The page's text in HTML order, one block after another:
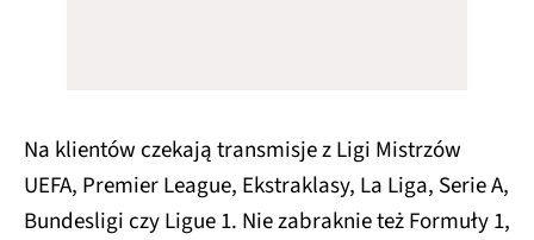
Na klientów czekają transmisje z Ligi Mistrzów
UEFA, Premier League, Ekstraklasy, La Liga, Serie A,
Bundesligi czy Ligue 1. Nie zabraknie też Formuły 1,